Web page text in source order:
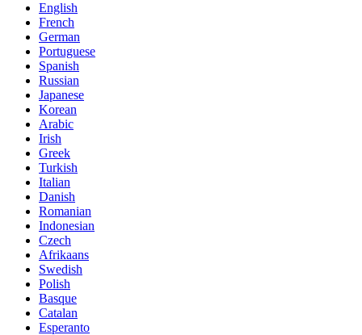
English
French
German
Portuguese
Spanish
Russian
Japanese
Korean
Arabic
Irish
Greek
Turkish
Italian
Danish
Romanian
Indonesian
Czech
Afrikaans
Swedish
Polish
Basque
Catalan
Esperanto